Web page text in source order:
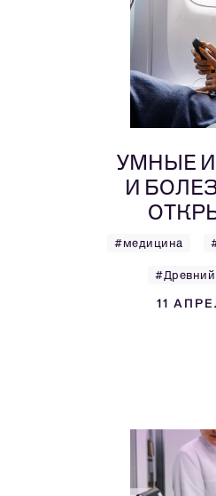
УМНЫЕ
И
#медицина
#Древний
11